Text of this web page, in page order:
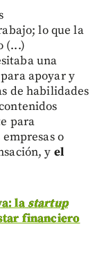
lo que la
(...)
una
apoyar y
de habilidades
para
o
y el
lastartup
financiero